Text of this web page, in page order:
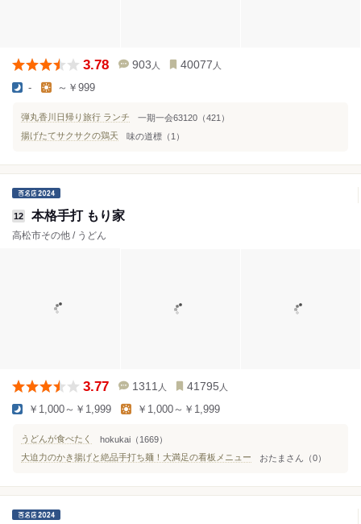
3.78 903 人 40077 人
- ～￥999
弾丸香川日帰り旅行 ランチ
一期一会63120（421）
揚げたてサクサクの鶏天
味の道標（1）
12 本格手打 もり家
高松市その他 / うどん
3.77 1311 人 41795 人
￥1,000～￥1,999 ￥1,000～￥1,999
うどんが食べたく
hokukai（1669）
大迫力のかき揚げと絶品手打ち麺！大満足の看板メニュー
おたまさん（0）